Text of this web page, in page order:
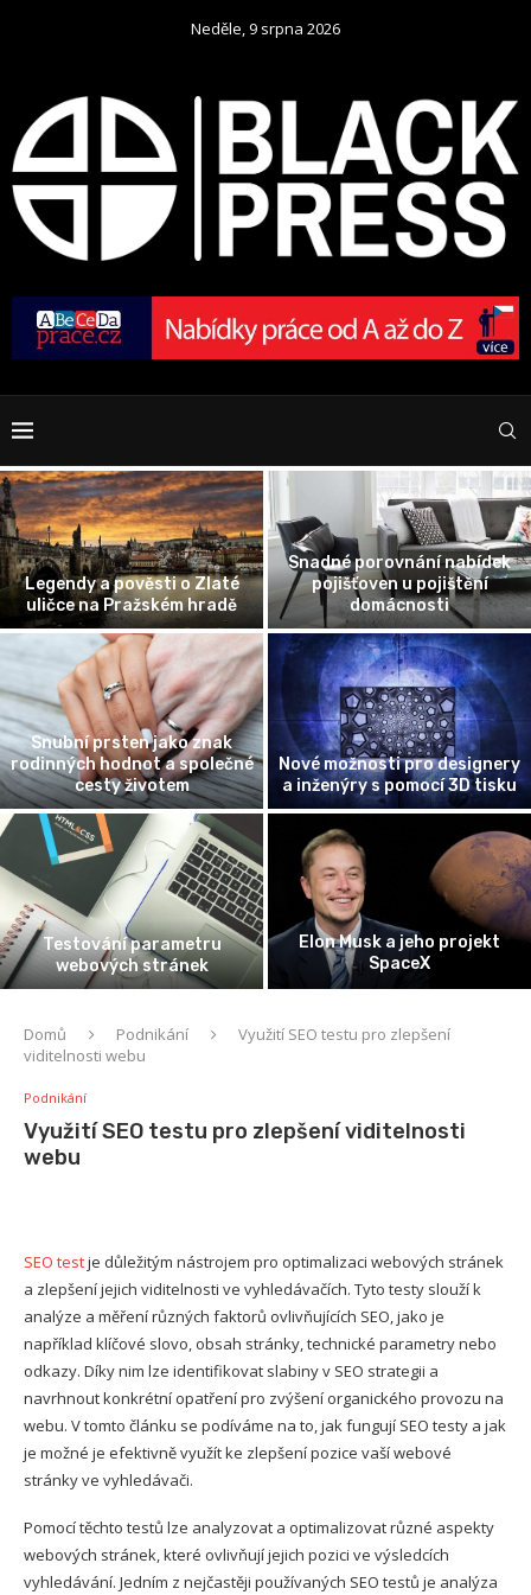
Neděle, 9 srpna 2026
Legendy a pověsti o Zlaté
uličce na Pražském hradě
Snadné porovnání nabídek
pojišťoven u pojištění
domácnosti
Snubní prsten jako znak
rodinných hodnot a společné
cesty životem
Nové možnosti pro designery
a inženýry s pomocí 3D tisku
Testování parametru
webových stránek
Elon Musk a jeho projekt
SpaceX
Domů Podnikání
Využití SEO testu pro zlepšení
viditelnosti webu
Podnikání
Využití SEO testu pro zlepšení viditelnosti
webu
SEO testje důležitým nástrojem pro optimalizaci webových stránek
a zlepšení jejich viditelnosti ve vyhledávačích. Tyto testy slouží k
analýze a měření různých faktorů ovlivňujících SEO, jako je
například klíčové slovo, obsah stránky, technické parametry nebo
odkazy. Díky nim lze identifikovat slabiny v SEO strategii a
navrhnout konkrétní opatření pro zvýšení organického provozu na
webu. V tomto článku se podíváme na to, jak fungují SEO testy a jak
je možné je efektivně využít ke zlepšení pozice vaší webové
stránky ve vyhledávači.
Pomocí těchto testů lze analyzovat a optimalizovat různé aspekty
webových stránek, které ovlivňují jejich pozici ve výsledcích
vyhledávání. Jedním z nejčastěji používaných SEO testů je analýza